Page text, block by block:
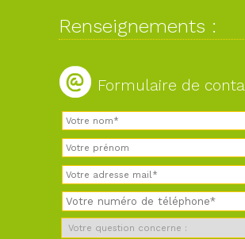
Renseignements :
Formulaire de